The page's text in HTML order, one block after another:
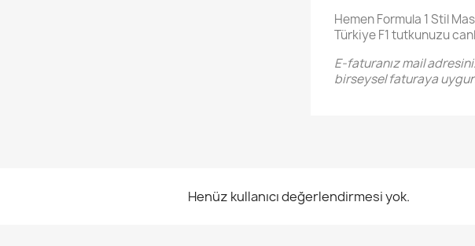
Hemen Formula 1 Stil
Türkiye F1 tutkunuzu
E-faturanız mail
birseysel faturaya
Henüz kullanıcı değerlendirmesi yok.